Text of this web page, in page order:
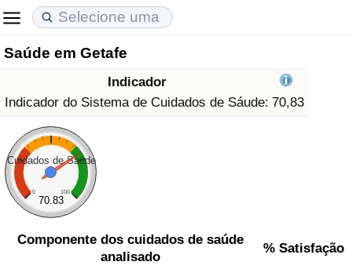
Saúde em Getafe
Indicador
Indicador do Sistema de Cuidados de Sáude: 70,83
Cuidados de Saúde
0 100
70.83
Componente dos cuidados de saúde
analisado
% Satisfação
Custo de Vida
Indicador de Custo de Vida (Atual)
Indicador de Custo de Vida
Indicador de Custo de Vida Por País
em Aqaba
Preços de Imóveis
Indicador de Preços de Imóveis (Atual)
Indicador de Preços de Imóveis
Indicador de Preços de Imóveis por País
Qualidade de Vida
Indicador de Qualidade de Vida
Indicador de Qualidade de Vida (Atual)
Índice de qualidade de vida por país
Crime
Taxa do Indicador de Crime (Atual)